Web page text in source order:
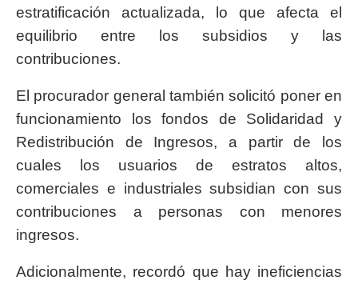
estratificación actualizada, lo que afecta el
equilibrio entre los subsidios y las
contribuciones.
El procurador general también solicitó poner en
funcionamiento los fondos de Solidaridad y
Redistribución de Ingresos, a partir de los
cuales los usuarios de estratos altos,
comerciales e industriales subsidian con sus
contribuciones a personas con menores
ingresos.
Adicionalmente, recordó que hay ineficiencias